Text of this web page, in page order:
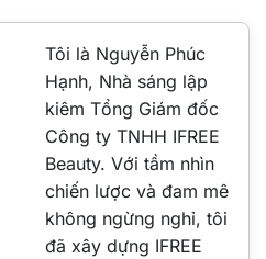
Tôi là Nguyễn Phúc
Hạnh, Nhà sáng lập
kiêm Tổng Giám đốc
Công ty TNHH IFREE
Beauty. Với tầm nhìn
chiến lược và đam mê
không ngừng nghỉ, tôi
đã xây dựng IFREE